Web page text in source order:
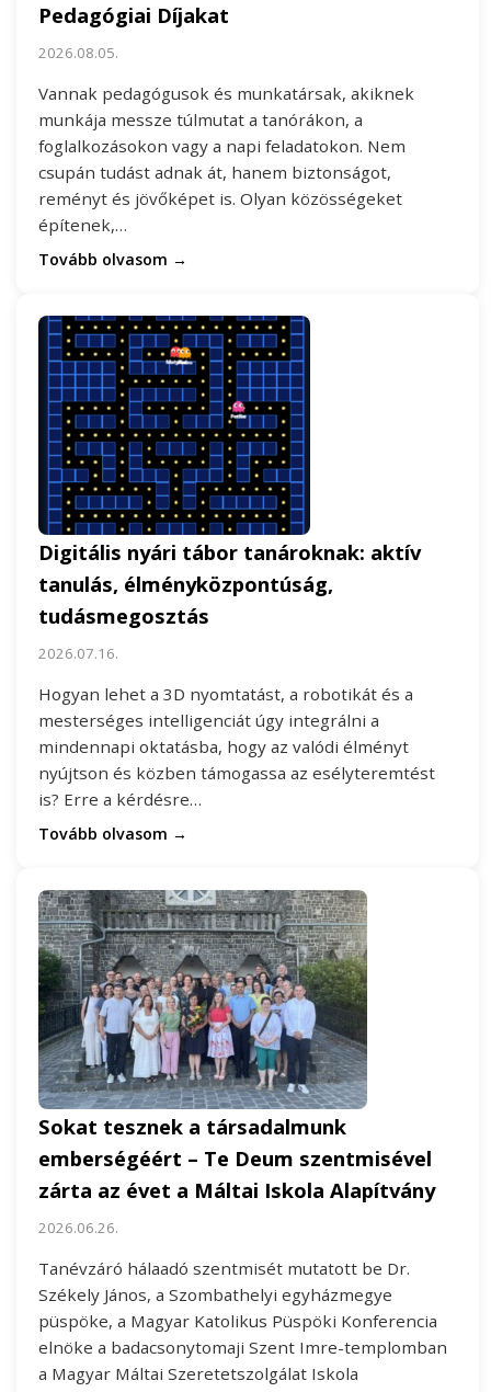
Pedagógiai Díjakat
2026.08.05.
Vannak pedagógusok és munkatársak, akiknek
munkája messze túlmutat a tanórákon, a
foglalkozásokon vagy a napi feladatokon. Nem
csupán tudást adnak át, hanem biztonságot,
reményt és jövőképet is. Olyan közösségeket
építenek,…
Tovább olvasom →
Digitális nyári tábor tanároknak: aktív
tanulás, élményközpontúság,
tudásmegosztás
2026.07.16.
Hogyan lehet a 3D nyomtatást, a robotikát és a
mesterséges intelligenciát úgy integrálni a
mindennapi oktatásba, hogy az valódi élményt
nyújtson és közben támogassa az esélyteremtést
is? Erre a kérdésre…
Tovább olvasom →
Sokat tesznek a társadalmunk
emberségéért – Te Deum szentmisével
zárta az évet a Máltai Iskola Alapítvány
2026.06.26.
Tanévzáró hálaadó szentmisét mutatott be Dr.
Székely János, a Szombathelyi egyházmegye
püspöke, a Magyar Katolikus Püspöki Konferencia
elnöke a badacsonytomaji Szent Imre-templomban
a Magyar Máltai Szeretetszolgálat Iskola